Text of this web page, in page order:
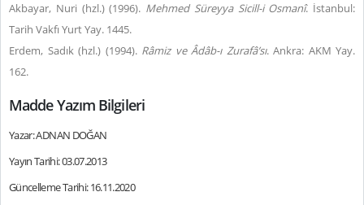
Akbayar, Nuri (hzl.) (1996). Mehmed Süreyya Sicill-i Osmanî. İstanbul:
Tarih Vakfı Yurt Yay. 1445.
Erdem, Sadık (hzl.) (1994). Râmiz ve Âdâb-ı Zurafâ’sı. Ankra: AKM Yay.
162.
Madde Yazım Bilgileri
Yazar: ADNAN DOĞAN
Yayın Tarihi: 03.07.2013
Güncelleme Tarihi: 16.11.2020